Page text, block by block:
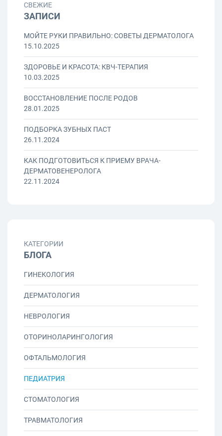
СВЕЖИЕ
ЗАПИСИ
МОЙТЕ РУКИ ПРАВИЛЬНО: СОВЕТЫ ДЕРМАТОЛОГА
15.10.2025
ЗДОРОВЬЕ И КРАСОТА: КВЧ-ТЕРАПИЯ
10.03.2025
ВОССТАНОВЛЕНИЕ ПОСЛЕ РОДОВ
28.01.2025
ПОДБОРКА ЗУБНЫХ ПАСТ
26.11.2024
КАК ПОДГОТОВИТЬСЯ К ПРИЕМУ ВРАЧА-
ДЕРМАТОВЕНЕРОЛОГА
22.11.2024
КАТЕГОРИИ
БЛОГА
ГИНЕКОЛОГИЯ
ДЕРМАТОЛОГИЯ
НЕВРОЛОГИЯ
ОТОРИНОЛАРИНГОЛОГИЯ
ОФТАЛЬМОЛОГИЯ
ПЕДИАТРИЯ
СТОМАТОЛОГИЯ
ТРАВМАТОЛОГИЯ